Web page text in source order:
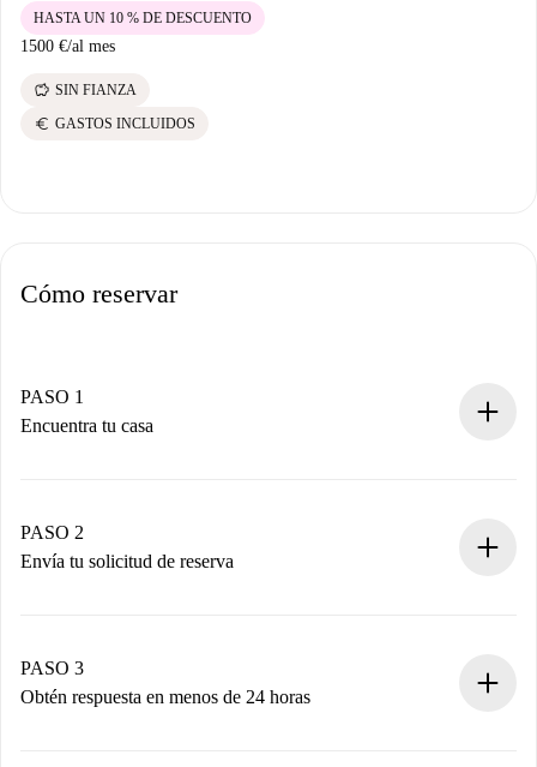
1500 €/al mes
HASTA UN 10 % DE DESCUENTO
savings SIN FIANZA
euro GASTOS INCLUIDOS
Cómo reservar
PASO 1
Encuentra tu casa
Tienes toda la información necesaria por adelantado.
PASO 2
Envía tu solicitud de reserva
propietario acepte.
PASO 3
Obtén respuesta en menos de 24 horas